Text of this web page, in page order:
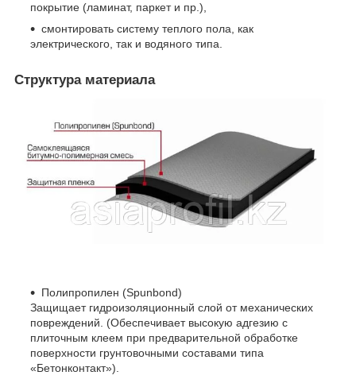
покрытие (ламинат, паркет и пр.),
смонтировать систему теплого пола, как
электрического, так и водяного типа.
Структура материала
Полипропилен (Spunbond)
Защищает гидроизоляционный слой от механических
повреждений. (Обеспечивает высокую адгезию с
плиточным клеем при предварительной обработке
поверхности грунтовочными составами типа
«Бетонконтакт»).